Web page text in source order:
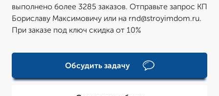
выполнено более 3285 заказов. Отправьте запрос КП
Бориславу Максимовичу или на rnd@stroyimdom.ru.
При заказе под ключ скидка от 10%
Обсудить задачу